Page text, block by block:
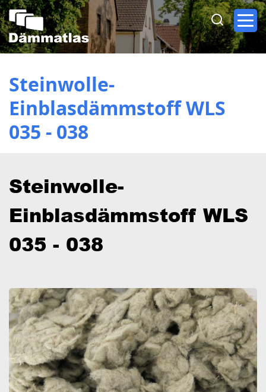
Direkt
zum
Inhalt
Steinwolle-
Einblasdämmstoff WLS
035 - 038
Steinwolle-
Einblasdämmstoff WLS
035 - 038